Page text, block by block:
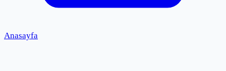
Anasayfa